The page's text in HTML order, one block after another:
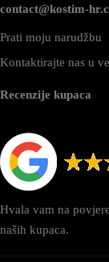
contact@kostim-
Prati moju narudžbu
Kontaktirajte nas u
Recenzije kupaca
Hvala vam na
naših kupaca.